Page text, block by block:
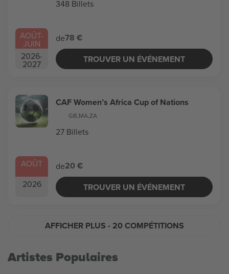
AOÛT-
JUIN
2026-
2027
348 Billets
de78 €
TROUVER UN ÉVÉNEMENT
AOÛT
2026
CAF Women’s Africa Cup of Nations
GB,MA,ZA
27 Billets
de20 €
TROUVER UN ÉVÉNEMENT
AFFICHER PLUS - 20 COMPÉTITIONS
Artistes Populaires